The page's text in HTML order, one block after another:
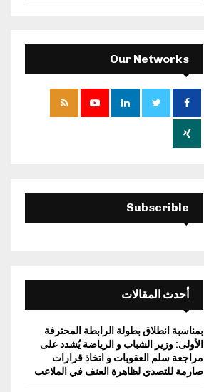
E
A
Our Networks
Subscrible
أحدث المقالات
بمناسبة انطلاق بطولة الرابطة المحترفة
الأولى: وزير الشباب و الرياضة يُشدد على
مراجعة سلم العقوبات و اتخاذ قرارات
صارمة للتصدي لظاهرة العنف في الملاعب